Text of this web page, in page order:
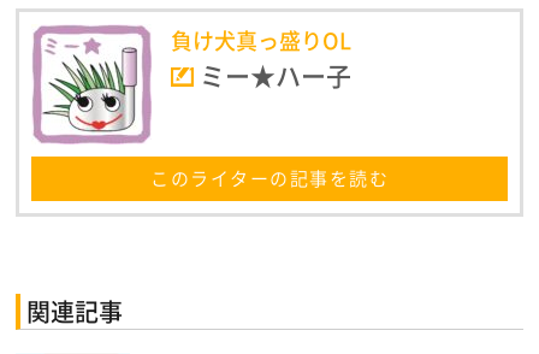
負け犬真っ盛りOL
ミー★ハー子
このライターの記事を読む
関連記事